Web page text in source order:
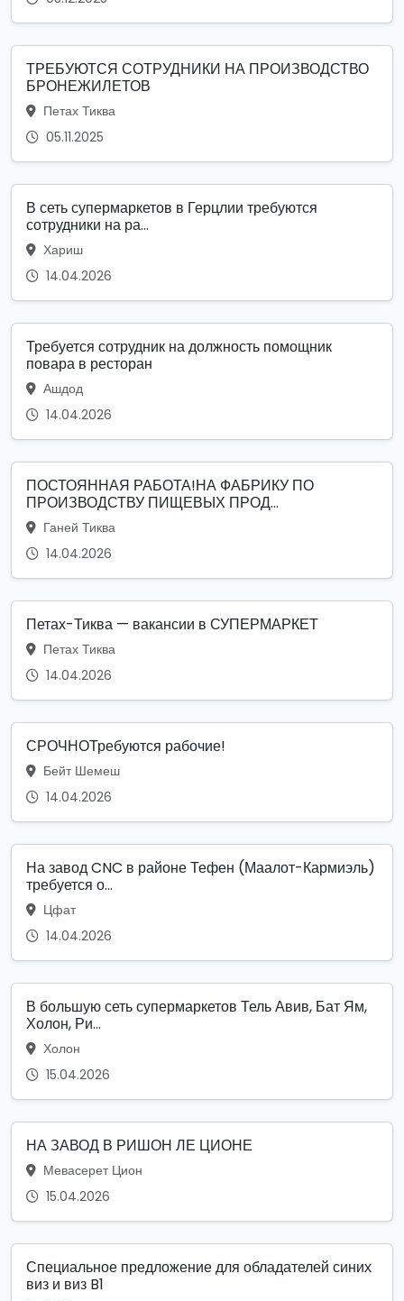
ТРЕБУЮТСЯ СОТРУДНИКИ НА ПРОИЗВОДСТВО
БРОНЕЖИЛЕТОВ
Петах Тиква
05.11.2025
В сеть супермаркетов в Герцлии требуются
сотрудники на ра...
Хариш
14.04.2026
Требуется сотрудник на должность помощник
повара в ресторан
Ашдод
14.04.2026
ПОСТОЯННАЯ РАБОТА!НА ФАБРИКУ ПО
ПРОИЗВОДСТВУ ПИЩЕВЫХ ПРОД...
Ганей Тиква
14.04.2026
Петах-Тиква — вакансии в СУПЕРМАРКЕТ
Петах Тиква
14.04.2026
СРОЧНОТребуются рабочие!
Бейт Шемеш
14.04.2026
На завод CNC в районе Тефен (Маалот-Кармиэль)
требуется о...
Цфат
14.04.2026
В большую сеть супермаркетов Тель Авив, Бат Ям,
Холон, Ри...
Холон
15.04.2026
НА ЗАВОД В РИШОН ЛЕ ЦИОНЕ
Мевасерет Цион
15.04.2026
Специальное предложение для обладателей синих
виз и виз B1